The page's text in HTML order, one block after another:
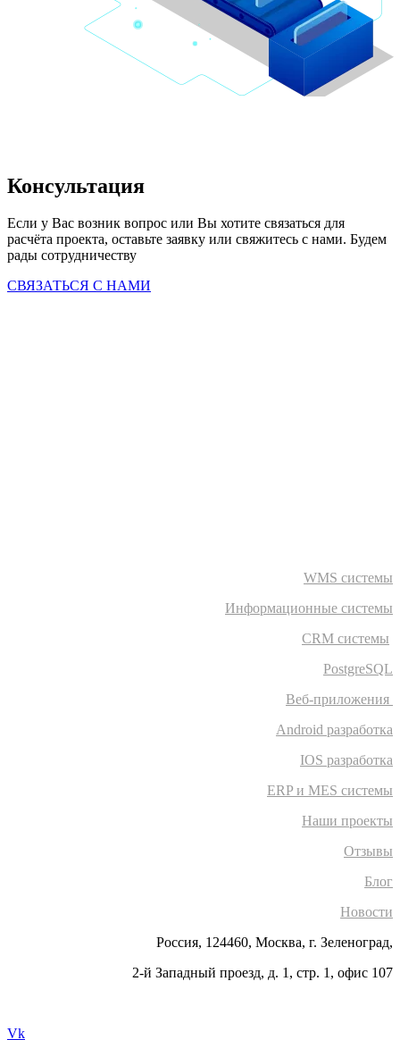
Консультация
Если у Вас возник вопрос или Вы хотите связаться для
расчёта проекта, оставьте заявку или свяжитесь с нами. Будем
рады сотрудничеству
СВЯЗАТЬСЯ С НАМИ
WMS системы
Информационные системы
CRM системы
PostgreSQL
Веб-приложения
Android разработка
IOS разработка
ERP и MES системы
Наши проекты
Отзывы
Блог
Новости
Россия, 124460, Москва, г. Зеленоград,
2-й Западный проезд, д. 1, стр. 1, офис 107
Vk